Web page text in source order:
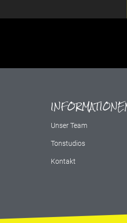
Unser Team
Tonstudios
Kontakt